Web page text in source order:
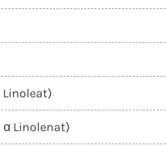
Linoleat)
α Linolenat)